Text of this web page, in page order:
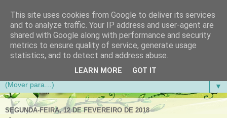
Aventuras de Palmo e Meio
Blogue da Escola Básica do 1.º Ciclo da Gandra em
▼
SEGUNDA-FEIRA, 12 DE FEVEREIRO DE 2018
This site uses cookies from Google to deliver its services
and to analyze traffic. Your IP address and user-agent are
shared with Google along with performance and security
metrics to ensure quality of service, generate usage
statistics, and to detect and address abuse.
LEARN MORE GOT IT